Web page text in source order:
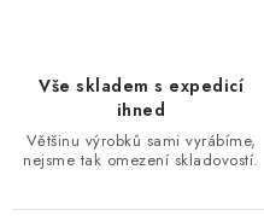
Vše skladem s expedicí
ihned
Většinu výrobků sami vyrábíme,
nejsme tak omezení skladovostí.